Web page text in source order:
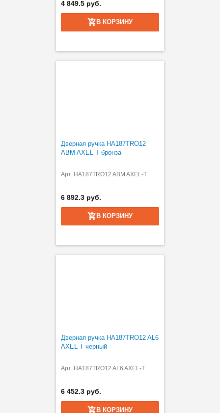
4 849.5 руб.
В КОРЗИНУ
Дверная ручка HA187TRO12
ABM AXEL-T бронза
Арт. HA187TRO12 ABM AXEL-T
6 892.3 руб.
В КОРЗИНУ
Дверная ручка HA187TRO12 AL6
AXEL-T черный
Арт. HA187TRO12 AL6 AXEL-T
6 452.3 руб.
В КОРЗИНУ